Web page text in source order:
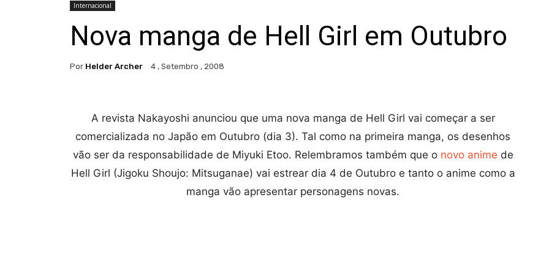
Internacional
Nova manga de Hell Girl em Outubro
Por Helder Archer 4 , Setembro , 2008
A revista Nakayoshi anunciou que uma nova manga de Hell Girl vai começar a ser
comercializada no Japão em Outubro (dia 3). Tal como na primeira manga, os desenhos
vão ser da responsabilidade de Miyuki Etoo. Relembramos também que o novo anime de
Hell Girl (Jigoku Shoujo: Mitsuganae) vai estrear dia 4 de Outubro e tanto o anime como a
manga vão apresentar personagens novas.